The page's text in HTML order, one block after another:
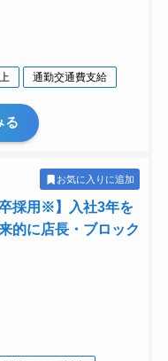
通勤交通費支給
る
お気に入りに追加
採用※】入社3年を
的に店長・ブロック